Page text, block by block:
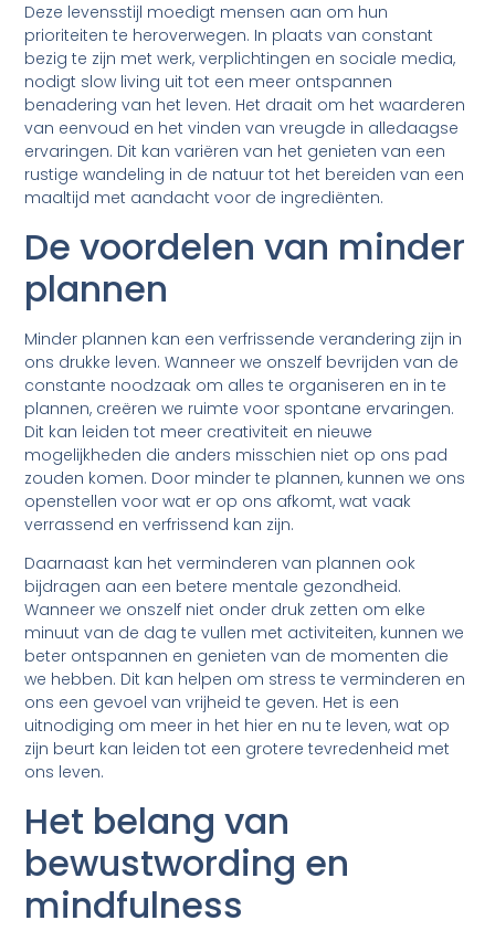
Deze levensstijl moedigt mensen aan om hun
prioriteiten te heroverwegen. In plaats van constant
bezig te zijn met werk, verplichtingen en sociale media,
nodigt slow living uit tot een meer ontspannen
benadering van het leven. Het draait om het waarderen
van eenvoud en het vinden van vreugde in alledaagse
ervaringen. Dit kan variëren van het genieten van een
rustige wandeling in de natuur tot het bereiden van een
maaltijd met aandacht voor de ingrediënten.
De voordelen van minder
plannen
Minder plannen kan een verfrissende verandering zijn in
ons drukke leven. Wanneer we onszelf bevrijden van de
constante noodzaak om alles te organiseren en in te
plannen, creëren we ruimte voor spontane ervaringen.
Dit kan leiden tot meer creativiteit en nieuwe
mogelijkheden die anders misschien niet op ons pad
zouden komen. Door minder te plannen, kunnen we ons
openstellen voor wat er op ons afkomt, wat vaak
verrassend en verfrissend kan zijn.
Daarnaast kan het verminderen van plannen ook
bijdragen aan een betere mentale gezondheid.
Wanneer we onszelf niet onder druk zetten om elke
minuut van de dag te vullen met activiteiten, kunnen we
beter ontspannen en genieten van de momenten die
we hebben. Dit kan helpen om stress te verminderen en
ons een gevoel van vrijheid te geven. Het is een
uitnodiging om meer in het hier en nu te leven, wat op
zijn beurt kan leiden tot een grotere tevredenheid met
ons leven.
Het belang van
bewustwording en
mindfulness